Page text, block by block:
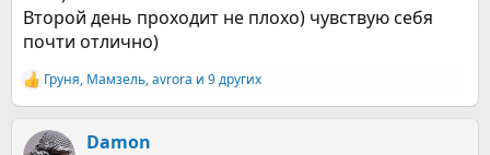
Второй день проходит не плохо) чувствую себя
почти отлично)
Р
е
к
Груня, Мамзель,avrora и 9 других
Damon